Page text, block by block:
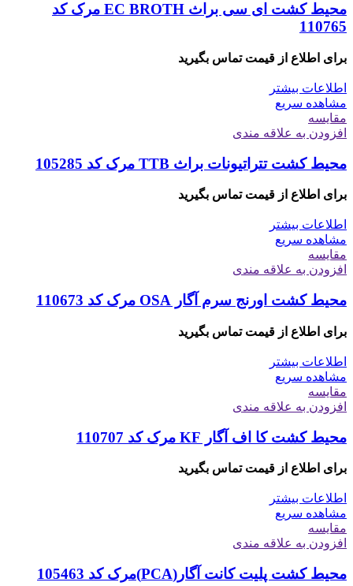
محیط کشت ای سی براث EC BROTH مرک کد
110765
برای اطلاع از قیمت تماس بگیرید
اطلاعات بیشتر
مشاهده سریع
مقایسه
افزودن به علاقه مندی
محیط کشت تتراتیونات براث TTB مرک کد 105285
برای اطلاع از قیمت تماس بگیرید
اطلاعات بیشتر
مشاهده سریع
مقایسه
افزودن به علاقه مندی
محیط کشت اورنج سرم آگار OSA مرک کد 110673
برای اطلاع از قیمت تماس بگیرید
اطلاعات بیشتر
مشاهده سریع
مقایسه
افزودن به علاقه مندی
محیط کشت کا اف آگار KF مرک کد 110707
برای اطلاع از قیمت تماس بگیرید
اطلاعات بیشتر
مشاهده سریع
مقایسه
افزودن به علاقه مندی
محیط کشت پلیت کانت آگار(PCA)مرک کد 105463